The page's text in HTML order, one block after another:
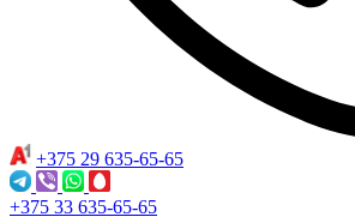
+375 29 635-65-65
+375 33 635-65-65